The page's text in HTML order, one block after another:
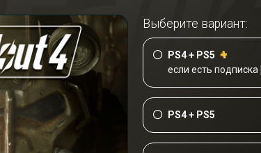
Выберите вариант:
PS4 + PS5
если есть подписка
PS4 + PS5